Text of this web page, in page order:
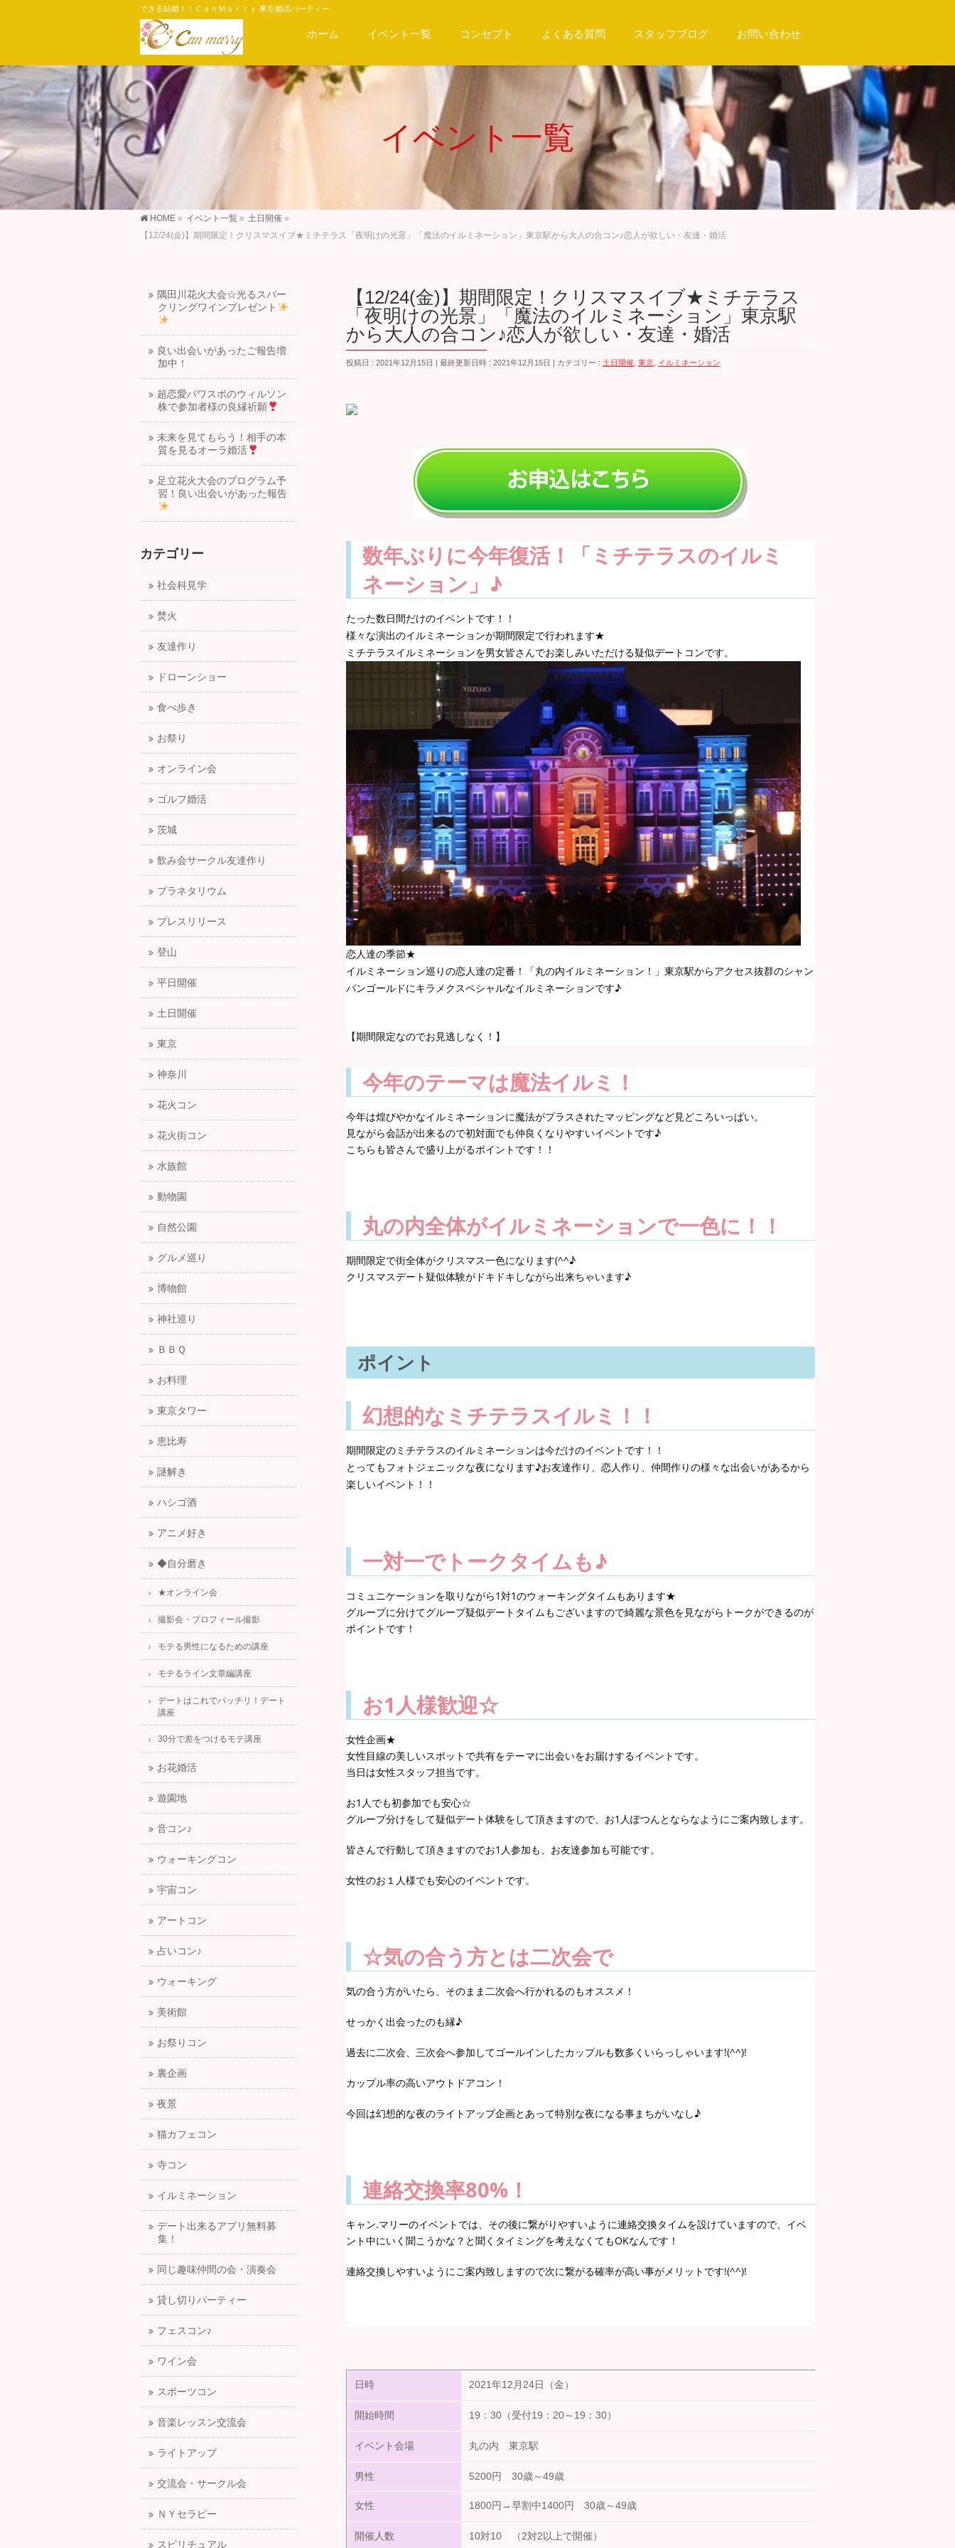
できる結婚！！ＣａｎＭａｒｒｙ 東京婚活パーティー
ホーム イベント一覧 コンセプト よくある質問 スタッフブログ お問い合わせ
イベント一覧
HOME » イベント一覧 » 土日開催 »
【12/24(金)】期間限定！クリスマスイブ★ミチテラス「夜明けの光景」「魔法のイルミネーション」東京駅から大人の合コン♪恋人が欲しい・友達・婚活
【12/24(金)】期間限定！クリスマスイブ★ミチテラス
「夜明けの光景」「魔法のイルミネーション」東京駅
から大人の合コン♪恋人が欲しい・友達・婚活
投稿日 : 2021年12月15日 最終更新日時 : 2021年12月15日 カテゴリー : 土日開催 東京 イルミネーション
数年ぶりに今年復活！「ミチテラスのイルミ
ネーション」♪
たった数日間だけのイベントです！！
様々な演出のイルミネーションが期間限定で行われます★
ミチテラスイルミネーションを男女皆さんでお楽しみいただける疑似デートコンです。
恋人達の季節★
イルミネーション巡りの恋人達の定番！「丸の内イルミネーション！」東京駅からアクセス抜群のシャン
パンゴールドにキラメクスペシャルなイルミネーションです♪
【期間限定なのでお見逃しなく！】
今年のテーマは魔法イルミ！
今年は煌びやかなイルミネーションに魔法がプラスされたマッピングなど見どころいっぱい。
見ながら会話が出来るので初対面でも仲良くなりやすいイベントです♪
こちらも皆さんで盛り上がるポイントです！！
丸の内全体がイルミネーションで一色に！！
期間限定で街全体がクリスマス一色になります(^^♪
クリスマスデート疑似体験がドキドキしながら出来ちゃいます♪
ポイント
幻想的なミチテラスイルミ！！
期間限定のミチテラスのイルミネーションは今だけのイベントです！！
とってもフォトジェニックな夜になります♪お友達作り、恋人作り、仲間作りの様々な出会いがあるから
楽しいイベント！！
一対一でトークタイムも♪
コミュニケーションを取りながら1対1のウォーキングタイムもあります★
グループに分けてグループ疑似デートタイムもございますので綺麗な景色を見ながらトークができるのが
ポイントです！
お1人様歓迎☆
女性企画★
女性目線の美しいスポットで共有をテーマに出会いをお届けするイベントです。
当日は女性スタッフ担当です。
お1人でも初参加でも安心☆
グループ分けをして疑似デート体験をして頂きますので、お1人ぽつんとならなようにご案内致します。
皆さんで行動して頂きますのでお1人参加も、お友達参加も可能です。
女性のお１人様でも安心のイベントです。
☆気の合う方とは二次会で
気の合う方がいたら、そのまま二次会へ行かれるのもオススメ！
せっかく出会ったのも縁♪
過去に二次会、三次会へ参加してゴールインしたカップルも数多くいらっしゃいます!(^^)!
カップル率の高いアウトドアコン！
今回は幻想的な夜のライトアップ企画とあって特別な夜になる事まちがいなし♪
連絡交換率80%！
キャン.マリーのイベントでは、その後に繋がりやすいように連絡交換タイムを設けていますので、イベ
ント中にいく聞こうかな？と聞くタイミングを考えなくてもOKなんです！
連絡交換しやすいようにご案内致しますので次に繋がる確率が高い事がメリットです!(^^)!
日時 2021年12月24日（金）
開始時間 19：30（受付19：20～19：30）
イベント会場 丸の内 東京駅
男性 5200円 30歳～49歳
女性 1800円→早割中1400円 30歳～49歳
開催人数 10対10 （2対2以上で開催）
隅田川花火大会☆光るスパー
クリングワインプレゼント
良い出会いがあったご報告増
加中！
超恋愛パワスポのウィルソン
株で参加者様の良縁祈願
未来を見てもらう！相手の本
質を見るオーラ婚活
足立花火大会のプログラム予
習！良い出会いがあった報告
カテゴリー
社会科見学
焚火
友達作り
ドローンショー
食べ歩き
お祭り
オンライン会
ゴルフ婚活
茨城
飲み会サークル友達作り
プラネタリウム
プレスリリース
登山
平日開催
土日開催
東京
神奈川
花火コン
花火街コン
水族館
動物園
自然公園
グルメ巡り
博物館
神社巡り
ＢＢＱ
お料理
東京タワー
恵比寿
謎解き
ハシゴ酒
アニメ好き
◆自分磨き
★オンライン会
撮影会・プロフィール撮影
モテる男性になるための講座
モテるライン文章編講座
デートはこれでバッチリ！デート
講座
30分で差をつけるモテ講座
お花婚活
遊園地
音コン♪
ウォーキングコン
宇宙コン
アートコン
占いコン♪
ウォーキング
美術館
お祭りコン
裏企画
夜景
猫カフェコン
寺コン
イルミネーション
デート出来るアプリ無料募
集！
同じ趣味仲間の会・演奏会
貸し切りパーティー
フェスコン♪
ワイン会
スポーツコン
音楽レッスン交流会
ライトアップ
交流会・サークル会
ＮＹセラピー
スピリチュアル